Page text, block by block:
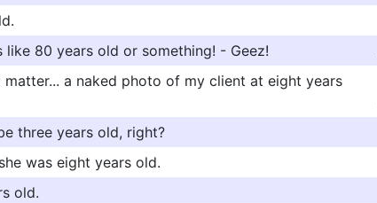
like 80 years old or something! - Geez!
a naked photo of my client at eight years
three years old, right?
was eight years old.
old.